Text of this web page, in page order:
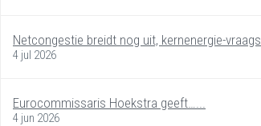
Netcongestie breidt nog uit, kernenergie-
4 jul 2026
Eurocommissaris Hoekstra geeft…...
4 jun 2026